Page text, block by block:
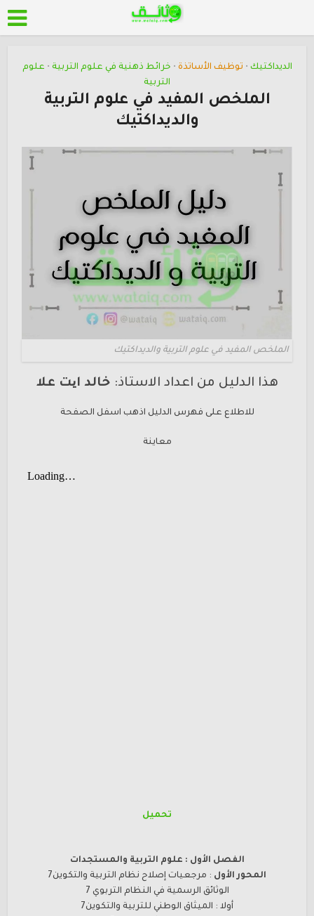
الديداكتيك • توظيف الأساتذة • خرائط ذهنية في علوم التربية • علوم
التربية
الملخص المفيد في علوم التربية
والديداكتيك
الملخص المفيد في علوم التربية والديداكتيك
هذا الدليل من اعداد الاستاذ: خالد ایت علا
للاطلاع على فهرس الدليل اذهب اسفل الصفحة
معاينة
تحميل
الفصل الأول : علوم التربية والمستجدات
المحور الأول : مرجعيات إصلاح نظام التربية والتكوين7
الوثائق الرسمية في النظام التربوي 7
أولا : الميثاق الوطني للتربية والتكوين7